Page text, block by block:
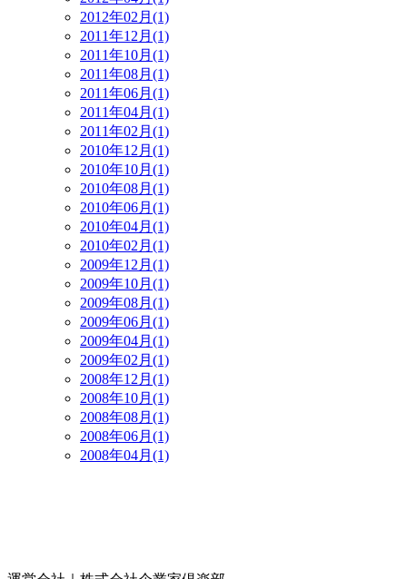
2012年02月(1)
2011年12月(1)
2011年10月(1)
2011年08月(1)
2011年06月(1)
2011年04月(1)
2011年02月(1)
2010年12月(1)
2010年10月(1)
2010年08月(1)
2010年06月(1)
2010年04月(1)
2010年02月(1)
2009年12月(1)
2009年10月(1)
2009年08月(1)
2009年06月(1)
2009年04月(1)
2009年02月(1)
2008年12月(1)
2008年10月(1)
2008年08月(1)
2008年06月(1)
2008年04月(1)